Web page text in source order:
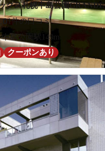
クス札幌中島公園GRANDE
1件の口コミ
島公園駅149m
クーポンあり